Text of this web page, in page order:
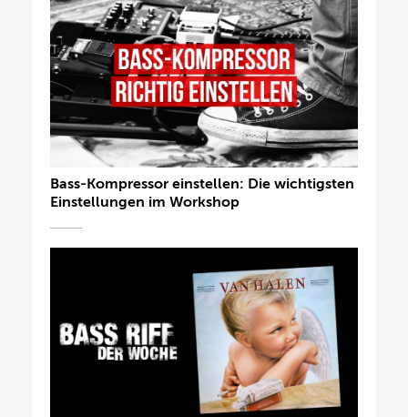
Bass-Kompressor einstellen: Die wichtigsten
Einstellungen im Workshop